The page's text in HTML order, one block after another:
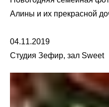
Алины и их прекрасной
04.11.2019
Студия Зефир, зал Sweet